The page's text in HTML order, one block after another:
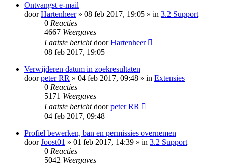
Ontvangst e-mail
doorHartenheer» 08 feb 2017, 19:05 » in 3.2 Support
0 Reacties
4667 Weergaves
Laatste berichtdoorHartenheer
08 feb 2017, 19:05
Verwijderen datum in zoekresultaten
doorpeter RR » 04 feb 2017, 09:48 » in Extensies
0 Reacties
5171 Weergaves
Laatste berichtdoorpeter RR
04 feb 2017, 09:48
Profiel bewerken, ban en permissies overnemen
doorJoost01 » 01 feb 2017, 14:39 » in 3.2 Support
0 Reacties
5042 Weergaves